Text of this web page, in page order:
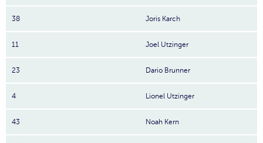
38 Joris Karch
11 Joel Utzinger
23 Dario Brunner
4 Lionel Utzinger
43 Noah Kern